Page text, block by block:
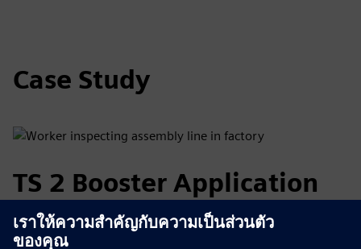
Case Study
TS 2 Booster Application
in Medical Technology